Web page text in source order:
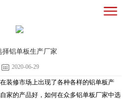
择铝单板生产厂家
2020-06-29
装修市场上出现了各种各样的铝单板产
家的产品好，如何在众多铝单板厂家中选